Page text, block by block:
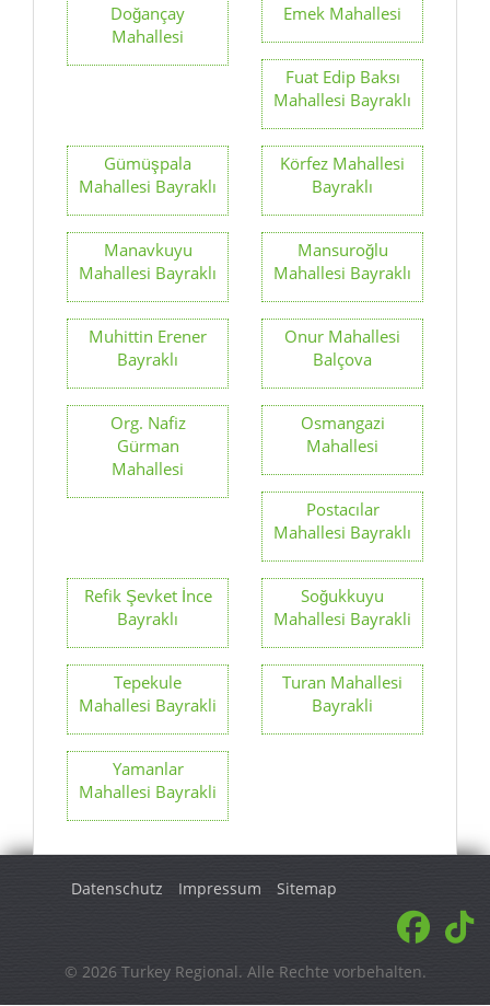
Doğançay
Mahallesi
Emek Mahallesi
Fuat Edip Baksı
Mahallesi Bayraklı
Gümüşpala
Mahallesi Bayraklı
Körfez Mahallesi
Bayraklı
Manavkuyu
Mahallesi Bayraklı
Mansuroğlu
Mahallesi Bayraklı
Muhittin Erener
Bayraklı
Onur Mahallesi
Balçova
Org. Nafiz
Gürman
Mahallesi
Osmangazi
Mahallesi
Postacılar
Mahallesi Bayraklı
Refik Şevket İnce
Bayraklı
Soğukkuyu
Mahallesi Bayrakli
Tepekule
Mahallesi Bayrakli
Turan Mahallesi
Bayrakli
Yamanlar
Mahallesi Bayrakli
Datenschutz Impressum Sitemap
© 2026 Turkey Regional. Alle Rechte vorbehalten.